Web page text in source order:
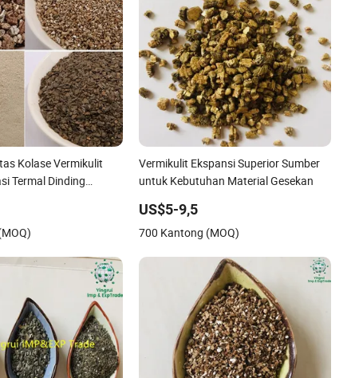
Kolase Vermikulit
Termal Dinding
Vermikulit Ekspansi Superior Sumber
untuk Kebutuhan Material Gesekan
US$5-9,5
700 Kantong (MOQ)